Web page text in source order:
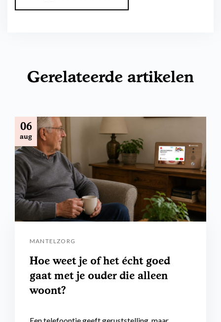
Gerelateerde artikelen
06
aug
MANTELZORG
Hoe weet je of het écht goed
gaat met je ouder die alleen
woont?